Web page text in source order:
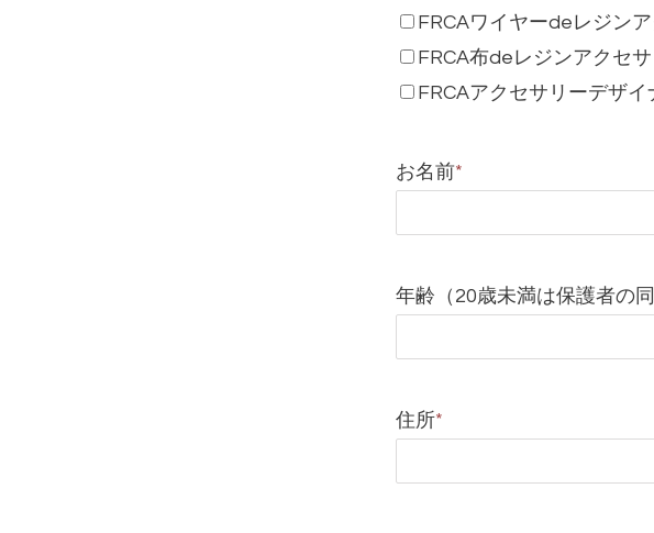
FRCAワイヤーdeレジン
FRCA布deレジンアクセ
FRCAアクセサリーデザイ
お名前*
年齢（20歳未満は保護者の同
住所*